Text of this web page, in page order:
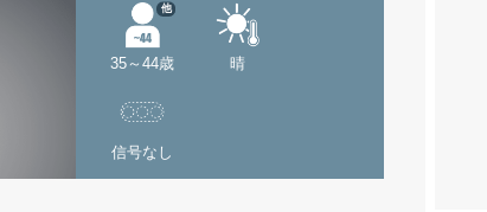
35～44歳
他
晴
信号なし